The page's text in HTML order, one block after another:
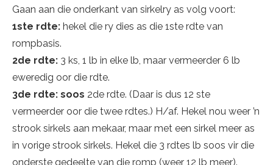
Gaan aan die onderkant van sirkelry as volg voort:
1ste rdte: hekel die ry dies as die 1ste rdte van
rompbasis.
2de rdte: 3 ks, 1 lb in elke lb, maar vermeerder 6 lb
eweredig oor die rdte.
3de rdte: soos 2de rdte. (Daar is dus 12 ste
vermeerder oor die twee rdtes.) H/af. Hekel nou weer ’n
strook sirkels aan mekaar, maar met een sirkel meer as
in vorige strook sirkels. Hekel die 3 rdtes lb soos vir die
onderste gedeelte van die romp (weer 12 lb meer).